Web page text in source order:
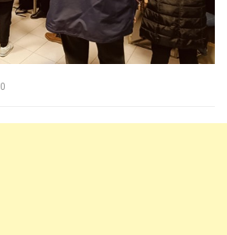
0